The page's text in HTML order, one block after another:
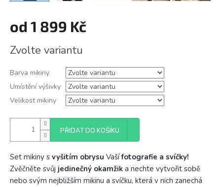
od 1 899 Kč
cena:
Zvolte variantu
Barva mikiny
Umístění výšivky
Velikost mikiny
PŘIDAT DO KOŠÍKU
Set mikiny s vyšitím obrysu Vašífotografie a svíčky!
Zvěčněte svůj jedinečný okamžik a nechte vytvořit sobě
nebo svým nejbližším mikinu a svíčku, která v nich zanechá